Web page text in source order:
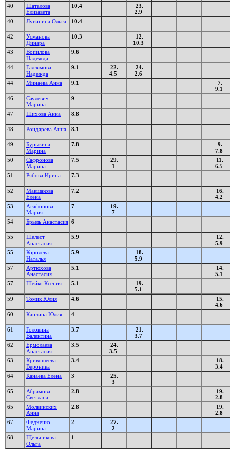
40
Шаталова
Елизавета
10.4
23.
2.9
40
Лугинина Ольга 10.4
42
Усманова
Динара
10.3
12.
10.3
43
Вопилова
Надежда
9.6
44
Галлямова
Надежда
9.1
22.
4.5
24.
2.6
44
Минаева Анна 9.1
7.
9.1
46
Саулевич
Марина
9
47 Шихова Анна 8.8
48 Рондарева Анна 8.1
49
Бурыкина
Марина
7.8
9.
7.8
50
Сафронова
Марина
7.5
29.
1
11.
6.5
51
Рябова Ирина 7.3
52
Макшакова
Елена
7.2
16.
4.2
53
Агафонова
Мария
7
19.
7
54
Брыль Анастасия 6
55
Шелест
Анастасия
5.9
12.
5.9
55
Королева
Наталья
5.9
18.
5.9
57
Артюхова
Анастасия
5.1
14.
5.1
57
Шейко Ксения 5.1
19.
5.1
59
Томик Юлия 4.6
15.
4.6
60
Каплина Юлия 4
61
Головина
Валентина
3.7
21.
3.7
62
Ермолаева
Анастасия
3.5
24.
3.5
63
Кривошеева
Вероника
3.4
18.
3.4
64
Канаева Елена 3
25.
3
65
Абрамова
Светлана
2.8
19.
2.8
65
Молвинских
Анна
2.8
19.
2.8
67
Федченко
Марина
2
27.
2
68
Щельникова
Ольга
1